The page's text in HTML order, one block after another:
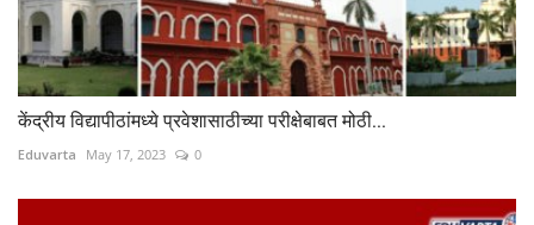
केंद्रीय विद्यापीठांमध्ये प्रवेशासाठीच्या परीक्षेबाबत मोठी...
Eduvarta May 17, 2023 0